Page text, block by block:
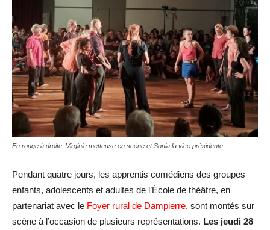
En rouge à droite, Virginie metteuse en scène et Sonia la vice présidente.
Pendant quatre jours, les apprentis comédiens des groupes
enfants, adolescents et adultes de l’École de théâtre, en
partenariat avec le Foyer rural de Dampierre, sont montés sur
scène à l’occasion de plusieurs représentations. Les jeudi 28